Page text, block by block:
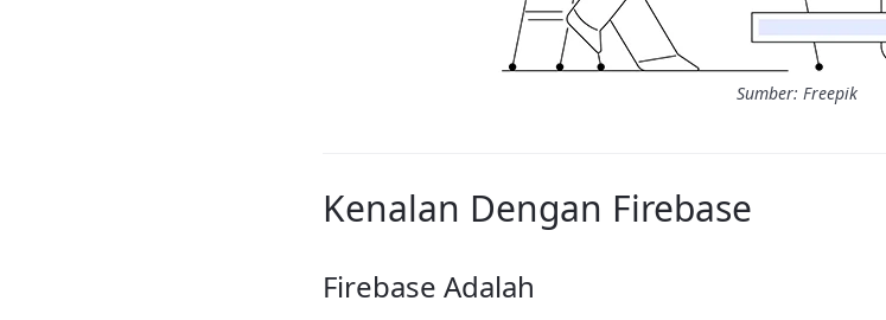
Sumber: Freepik
Kenalan Dengan Firebase
Firebase Adalah